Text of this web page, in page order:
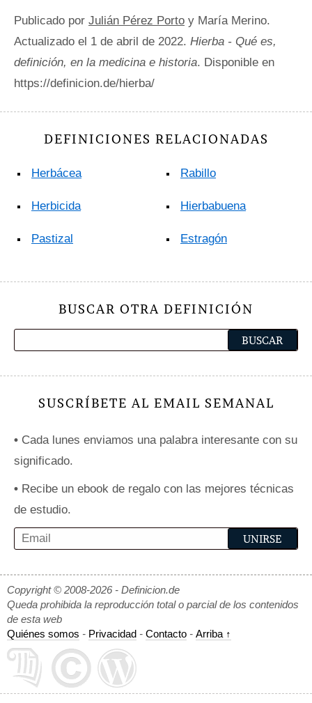
Publicado por Julián Pérez Porto y María Merino.
Actualizado el 1 de abril de 2022. Hierba - Qué es,
definición, en la medicina e historia. Disponible en
https://definicion.de/hierba/
DEFINICIONES RELACIONADAS
Herbácea
Herbicida
Pastizal
Rabillo
Hierbabuena
Estragón
BUSCAR OTRA DEFINICIÓN
SUSCRÍBETE AL EMAIL SEMANAL
• Cada lunes enviamos una palabra interesante con su
significado.
• Recibe un ebook de regalo con las mejores técnicas
de estudio.
Copyright © 2008-2026 - Definicion.de
Queda prohibida la reproducción total o parcial de los contenidos
de esta web
Quiénes somos - Privacidad - Contacto - Arriba ↑